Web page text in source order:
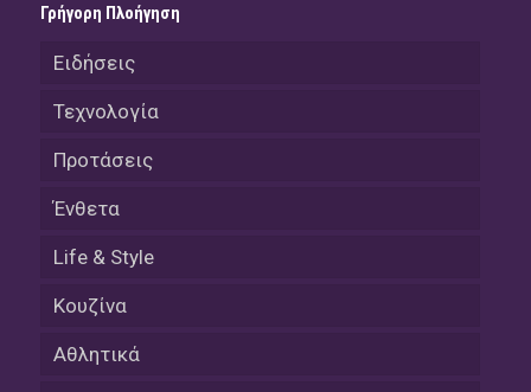
Γρήγορη Πλοήγηση
Ειδήσεις
Τεχνολογία
Προτάσεις
Ένθετα
Life & Style
Κουζίνα
Αθλητικά